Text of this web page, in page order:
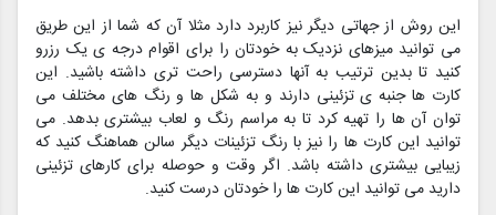
این روش از جهاتی دیگر نیز کاربرد دارد مثلا آن که شما از این طریق
می توانید میزهای نزدیک به خودتان را برای اقوام درجه ی یک رزرو
کنید تا بدین ترتیب به آنها دسترسی راحت تری داشته باشید. این
کارت ها جنبه ی تزئینی دارند و به شکل ها و رنگ های مختلف می
توان آن ها را تهیه کرد تا به مراسم رنگ و لعاب بیشتری بدهد. می
توانید این کارت ها را نیز با رنگ تزئینات دیگر سالن هماهنگ کنید که
زیبایی بیشتری داشته باشد. اگر وقت و حوصله برای کارهای تزئینی
دارید می توانید این کارت ها را خودتان درست کنید.